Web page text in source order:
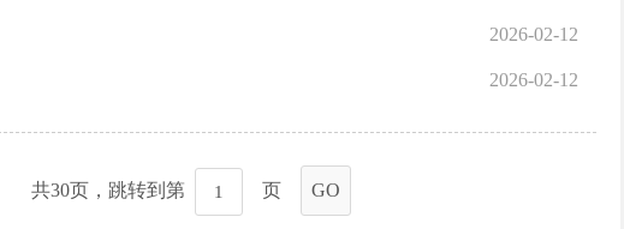
2026-02-12
2026-02-12
共30页，跳转到第 页 GO